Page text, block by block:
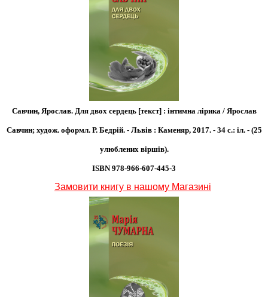
Савчин, Ярослав. Для двох сердець [текст] : інтимна лірика / Ярослав
Савчин; худож. оформл. Р. Бедрій. - Львів : Каменяр, 2017. - 34 с.: іл. - (25
улюблених віршів).
ISBN 978-966-607-445-3
Замовити книгу в нашому Магазині